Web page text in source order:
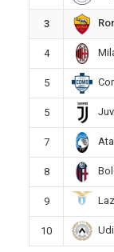
3
4
5
5
7
8
9
10